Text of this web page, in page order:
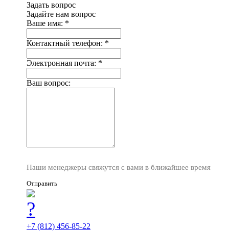
Задать вопрос
Задайте нам вопрос
Ваше имя: *
Контактный телефон: *
Электронная почта: *
Ваш вопрос:
Наши менеджеры свяжутся с вами в ближайшее время
Отправить
+7 (812) 456-85-22